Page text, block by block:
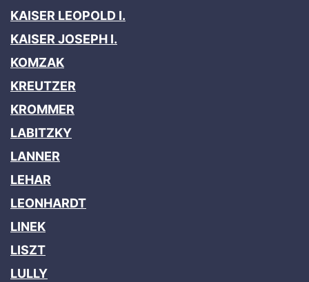
KAISER LEOPOLD I.
KAISER JOSEPH I.
KOMZAK
KREUTZER
KROMMER
LABITZKY
LANNER
LEHAR
LEONHARDT
LINEK
LISZT
LULLY